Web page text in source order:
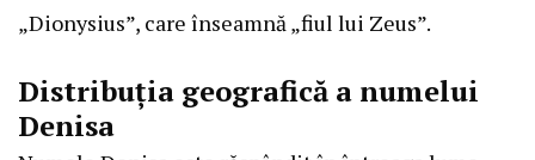
„Dionysius”, care înseamnă „fiul lui Zeus”.
Distribuția geografică a numelui
Denisa